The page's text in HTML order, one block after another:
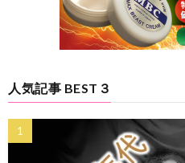
人気記事 BEST３